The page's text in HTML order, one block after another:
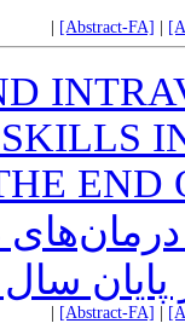
[Abstract-FA]
END
پایان
[Abstract-FA]